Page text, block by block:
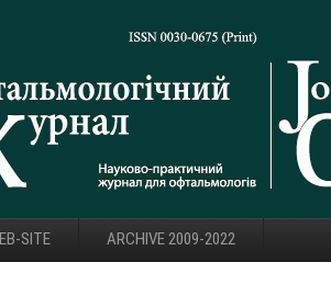
SITE ARCHIVE 2009-2022